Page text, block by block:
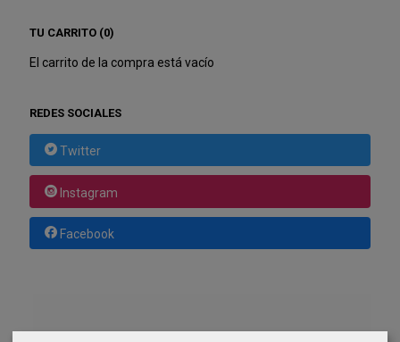
TU CARRITO (0)
El carrito de la compra está vacío
REDES SOCIALES
Twitter
Instagram
Facebook